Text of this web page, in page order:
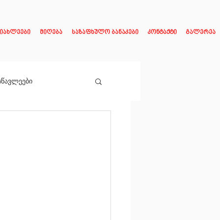
მიღება საზაფხულო ბანაკები კონტაქტი გალერეა